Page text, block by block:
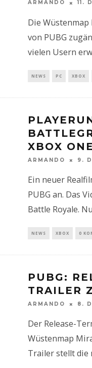
ARMANDO 11.
Die
von PUBG
vielen Usern
NEWS PC XBOX
XBOX
ARMANDO 9.
Ein neuer
PUBG an. Das
Battle Royale.
NEWS XBOX 0
PUBG:
TRAILER
ARMANDO 8.
Der Release-
Wüstenmap
Trailer stellt die